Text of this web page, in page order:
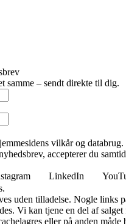
samme – sendt direkte til dig.
vilkår og databrug.
accepterer du
LinkedIn
uden tilladelse. Nogle links
Vi kan tjene en del af
eller på anden